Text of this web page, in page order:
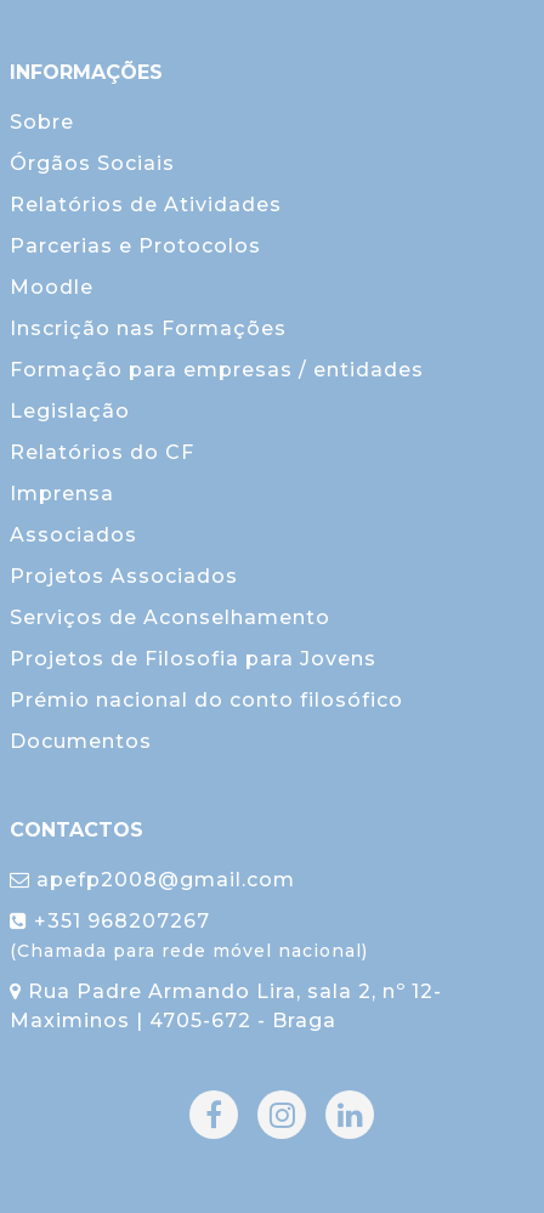
INFORMAÇÕES
Sobre
Órgãos Sociais
Relatórios de Atividades
Parcerias e Protocolos
Moodle
Inscrição nas Formações
Formação para empresas / entidades
Legislação
Relatórios do CF
Imprensa
Associados
Projetos Associados
Serviços de Aconselhamento
Projetos de Filosofia para Jovens
Prémio nacional do conto filosófico
Documentos
CONTACTOS
apefp2008@gmail.com
+351 968207267
(Chamada para rede móvel nacional)
Rua Padre Armando Lira, sala 2, nº 12-
Maximinos | 4705-672 - Braga